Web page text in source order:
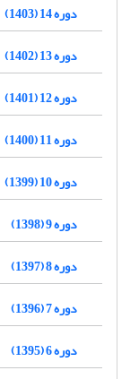
دوره 14 (1403)
دوره 13 (1402)
دوره 12 (1401)
دوره 11 (1400)
دوره 10 (1399)
دوره 9 (1398)
دوره 8 (1397)
دوره 7 (1396)
دوره 6 (1395)